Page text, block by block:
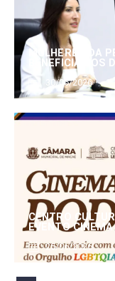
MULHERES DA
BENEFICIÁRIOS
30/06/2026
CENTRO
EVENTO
25/06/2026